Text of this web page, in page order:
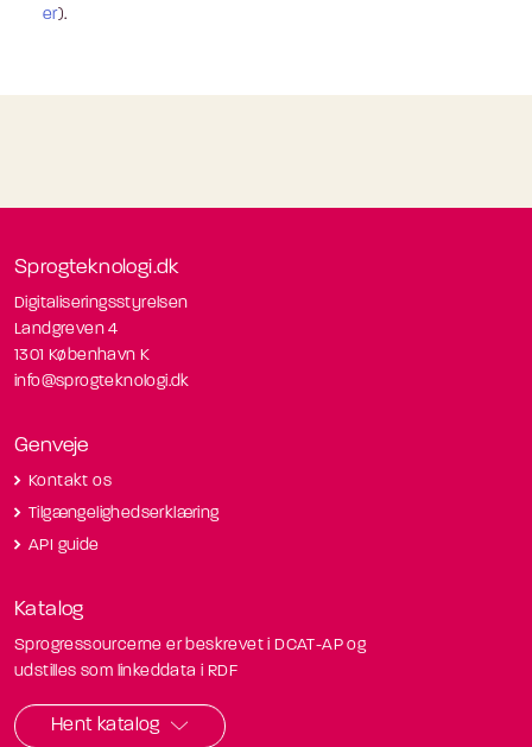
er).
Sprogteknologi.dk
Digitaliseringsstyrelsen
Landgreven 4
1301 København K
info@sprogteknologi.dk
Genveje
Kontakt os
Tilgængelighedserklæring
API guide
Katalog
Sprogressourcerne er beskrevet i DCAT-AP og
udstilles som linkeddata i RDF
Hent katalog